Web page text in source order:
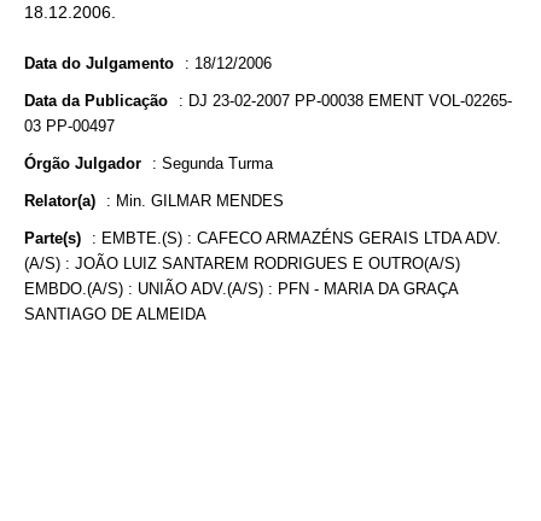
18.12.2006.
Data do Julgamento : 18/12/2006
Data da Publicação : DJ 23-02-2007 PP-00038 EMENT VOL-02265-
03 PP-00497
Órgão Julgador : Segunda Turma
Relator(a) : Min. GILMAR MENDES
Parte(s) : EMBTE.(S) : CAFECO ARMAZÉNS GERAIS LTDA ADV.
(A/S) : JOÃO LUIZ SANTAREM RODRIGUES E OUTRO(A/S)
EMBDO.(A/S) : UNIÃO ADV.(A/S) : PFN - MARIA DA GRAÇA
SANTIAGO DE ALMEIDA